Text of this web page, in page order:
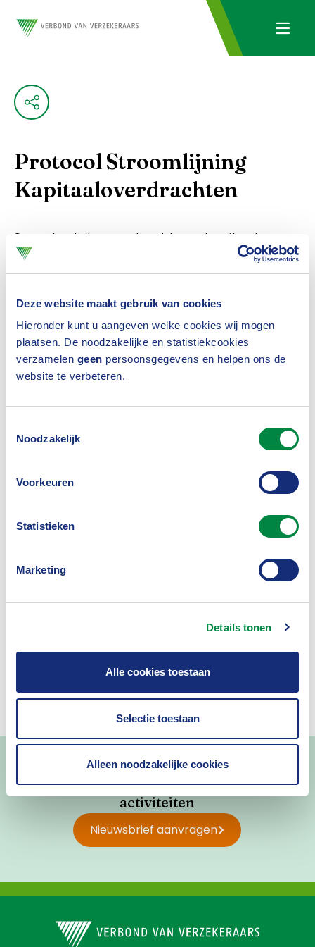
Deze website maakt gebruik van cookies
Hieronder kunt u aangeven welke cookies wij mogen
plaatsen. De noodzakelijke en statistiekcookies
verzamelen geen persoonsgegevens en helpen ons de
website te verbeteren.
Noodzakelijk
Voorkeuren
Statistieken
Marketing
Details tonen
Alle cookies toestaan
Selectie toestaan
Alleen noodzakelijke cookies
Protocol Stroomlijning
Kapitaaloverdrachten
Soms kost de overdracht van kapitaal
tussen financiële instellingen veel tijd. Klanten
nadelige financiële consequenties.
Daarom hebben de Nederlandse Vereniging van
Banken en het Verbond van Verzekeraars het
opgesteld. Het protocol beoogt het
overdrachtsproces en de communicatie met de
Bekijk het Protocol Stroomlijning
Blijf op de hoogte van nieuws en
activiteiten
Nieuwsbrief aanvragen